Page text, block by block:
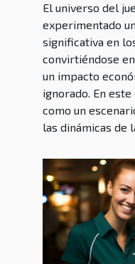
El universo del
experimentado
significativa en
convirtiéndose
un impacto
ignorado. En
como un
las dinámicas de